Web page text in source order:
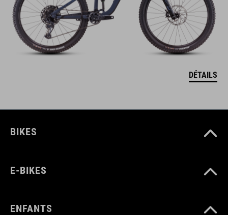
DÉTAILS
BIKES
E-BIKES
ENFANTS